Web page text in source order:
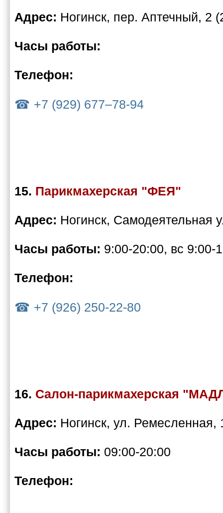
Адрес: Ногинск, пер. Аптечный, 2
Часы работы:
Телефон:
+7 (929) 677–78-94
15. Парикмахерская "ФЕЯ"
Адрес: Ногинск, Самодеятельная
Часы работы: 9:00-20:00, вс 9:00-
Телефон:
+7 (926) 250-22-80
16. Салон-парикмахерская
Адрес: Ногинск, ул. Ремесленная,
Часы работы: 09:00-20:00
Телефон: